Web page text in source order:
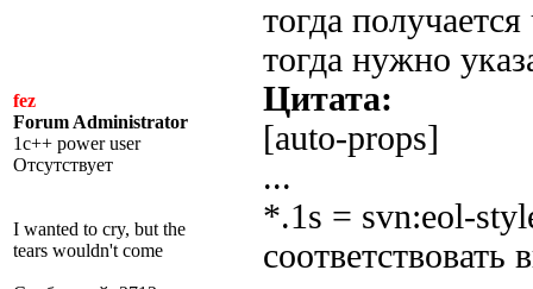
fez
Forum Administrator
1c++ power user
Отсутствует
I wanted to cry, but the
tears wouldn't come
тогда
тогда нужно
Цитата:
[auto-props]
...
*.1s = svn:eol-
соответствовать